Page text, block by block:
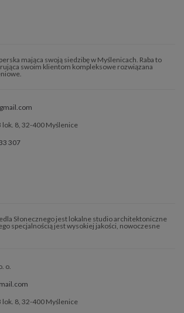
mająca swoją siedzibę w Myślenicach. Raba to
swoim klientom kompleksowe rozwiązana
lok. 8, 32-400 Myślenice
307
Słonecznego jest lokalne studio architektoniczne
specjalnością jest wysokiej jakości, nowoczesne
o.
lok. 8, 32-400 Myślenice